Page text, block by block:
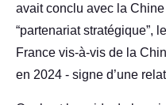
avait conclu avec la
“partenariat stratégique”,
France vis-à-vis de la
en 2024 - signe d’une